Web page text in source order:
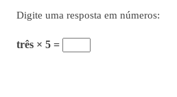
Digite uma resposta em números:
três × 5 =